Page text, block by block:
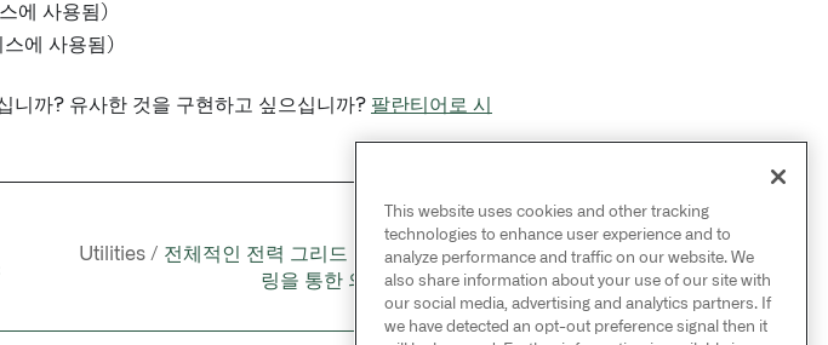
에 사용됨)
에 사용됨)
니까? 유사한 것을 구현하고 싶으십니까? 팔란티어로 시
NEXT
Utilities / 전체적인 전력 그리드 네트워크 모델
링을 통한 의사 결정 개선
→
This website uses cookies and other tracking
technologies to enhance user experience and to
analyze performance and traffic on our website. We
also share information about your use of our site with
our social media, advertising and analytics partners. If
we have detected an opt-out preference signal then it